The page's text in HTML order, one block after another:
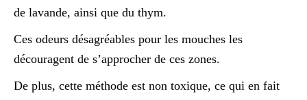
de lavande, ainsi que du thym.
Ces odeurs désagréables pour les mouches les
découragent de s’approcher de ces zones.
De plus, cette méthode est non toxique, ce qui en fait